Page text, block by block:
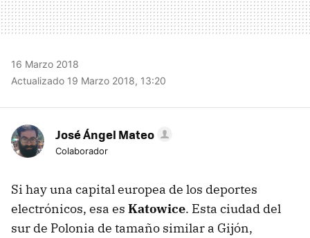
16 Marzo 2018
Actualizado 19 Marzo 2018, 13:20
José Ángel Mateo
Colaborador
Si hay una capital europea de los deportes
electrónicos, esa es Katowice. Esta ciudad del
sur de Polonia de tamaño similar a Gijón,